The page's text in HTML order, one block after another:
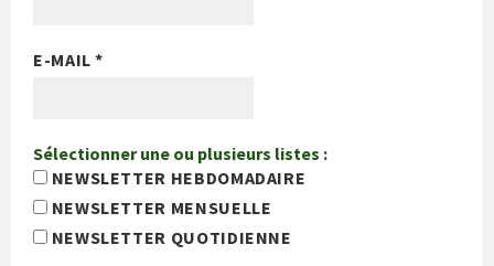
E-MAIL*
Sélectionner une ou plusieurs listes :
NEWSLETTER HEBDOMADAIRE
NEWSLETTER MENSUELLE
NEWSLETTER QUOTIDIENNE